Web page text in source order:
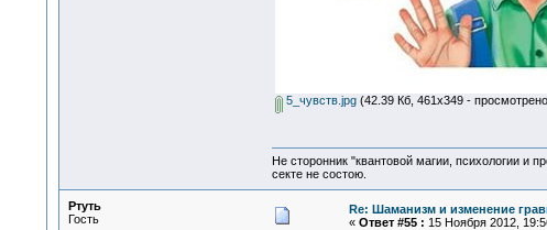
5_чувств.jpg(42.39 Кб, 461x349 -
Не сторонник "квантовой магии, психологии и
секте не состою.
Ртуть
Гость
Re: Шаманизм и изменение
« Ответ #55 : 15 Ноября 2012,